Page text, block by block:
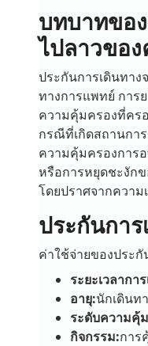
บทบาทขอ
ไปลาวขอ
ประกันการเดินทา
ทางการแพทย์ การ
ความคุ้มครองที่คร
กรณีที่เกิดสถานกา
ความคุ้มครองการ
หรือการหยุดชะงัก
โดยปราศจากความ
ประกันการ
ค่าใช้จ่ายของประ
ระยะเวลากา
อายุ:นักเดินท
ระดับความคุ้
กิจกรรม:การ